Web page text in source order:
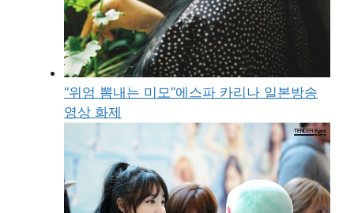
“위엄 뽐내는 미모”에스파 카리나 일본방송
영상 화제